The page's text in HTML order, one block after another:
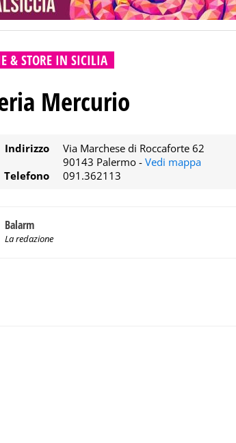
& STORE IN SICILIA
Mercurio
Indirizzo
Via Marchese di Roccaforte 62
90143 Palermo - Vedi mappa
Telefono
091.362113
Balarm
La redazione